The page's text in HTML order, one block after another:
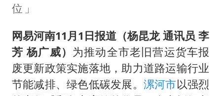
上门女婿出轨女邻居多年被判重婚罪
韩军前线部队连曝丑闻
《龙餐馆》 冲奖
笔试第一被劝弃考涉事副校长被撤职
位
网易河南11月1日报道（杨昆龙 通讯员 李
芳 杨广威） 为推动全市老旧营运货车报
废更新政策实施落地，助力道路运输行业
节能减排、绿色低碳发展。 漯河市以强烈